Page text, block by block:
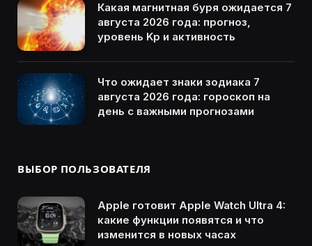
Какая магнитная буря ожидается 7
августа 2026 года: прогноз,
уровень Kp и активность
Что ожидает знаки зодиака 7
августа 2026 года: гороскоп на
день с важными прогнозами
ВЫБОР ПОЛЬЗОВАТЕЛЯ
Apple готовит Apple Watch Ultra 4:
какие функции появятся и что
изменится в новых часах